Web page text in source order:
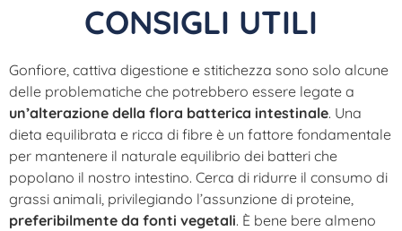
CONSIGLI UTILI
Gonfiore, cattiva digestione e stitichezza sono solo alcune
delle problematiche che potrebbero essere legate a
un’alterazione della flora batterica intestinale. Una
dieta equilibrata e ricca di fibre è un fattore fondamentale
per mantenere il naturale equilibrio dei batteri che
popolano il nostro intestino. Cerca di ridurre il consumo di
grassi animali, privilegiando l’assunzione di proteine,
preferibilmente da fonti vegetali. È bene bere almeno